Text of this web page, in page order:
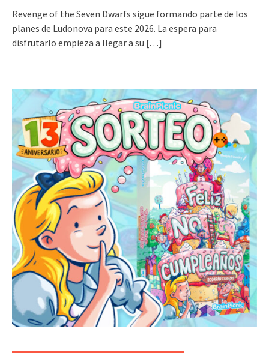
Revenge of the Seven Dwarfs sigue formando parte de los
planes de Ludonova para este 2026. La espera para
disfrutarlo empieza a llegar a su […]